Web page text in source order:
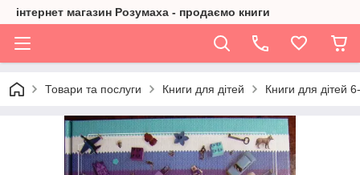
інтернет магазин Розумаха - продаємо книги
Товари та послуги Книги для дітей Книги для дітей